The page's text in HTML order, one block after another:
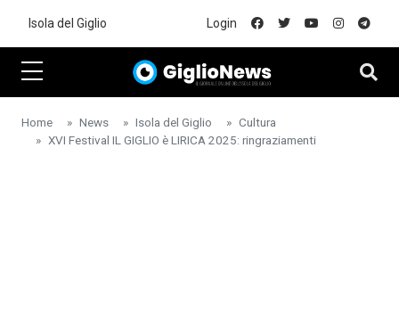
Isola del Giglio Login
Home News Isola del Giglio
Cultura
XVI Festival IL GIGLIO è LIRICA 2025: ringraziamenti